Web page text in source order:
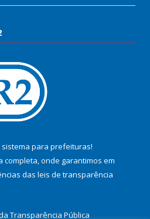
sistema para prefeituras!
completa, onde garantimos em
das leis de transparência
Transparência Pública